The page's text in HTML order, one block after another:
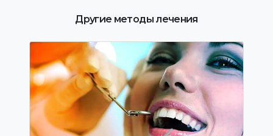
Другие методы лечения